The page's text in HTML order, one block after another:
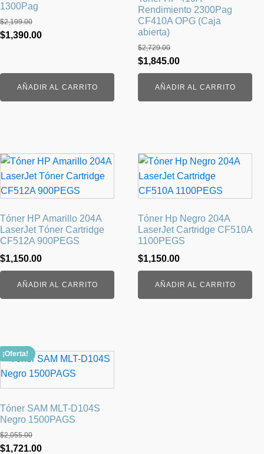
1300Pag
$2,199.00
El
$1,390.00El
AÑADIR AL CARRITO
Rendimiento 2300Pag
CF410A OPG (Caja
abierta)
$2,729.00
El
precio
original
era:
$1,845.00El
precio
actual
es:
AÑADIR AL CARRITO
Tóner HP Amarillo 204A
LaserJet Tóner Cartridge
CF512A 900PEGS
$1,150.00
AÑADIR AL CARRITO
Tóner Hp Negro 204A
LaserJet Cartridge CF510A
1100PEGS
$1,150.00
AÑADIR AL CARRITO
¡Oferta!
Tóner SAM MLT-D104S
Negro 1500PAGS
$2,055.00
El
$1,721.00El